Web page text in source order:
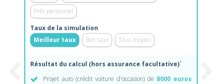
Prêt personnel
Taux de la simulation
Meilleur taux
Bon taux Taux moyen
Résultat du calcul (hors assurance facultative)*
Projet auto (crédit voiture d'occasion) de 8000 euros